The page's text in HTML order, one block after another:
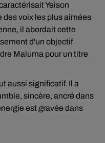
Yeison
voix les plus aimées
il abordait cette
d'un objectif
Maluma pour un titre
aussi significatif. Il a
sincère, ancré dans
est gravée dans